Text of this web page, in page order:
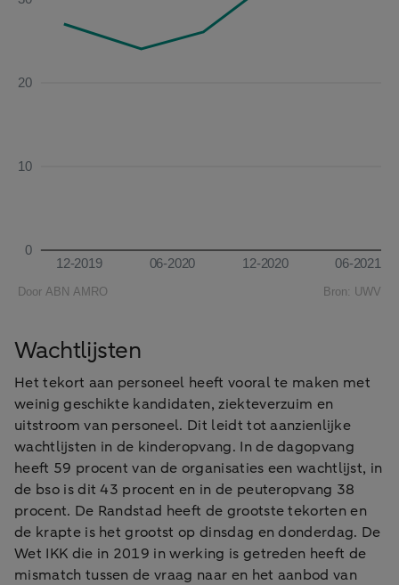
Wachtlijsten
Het tekort aan personeel heeft vooral te maken met
weinig geschikte kandidaten, ziekteverzuim en
uitstroom van personeel. Dit leidt tot aanzienlijke
wachtlijsten in de kinderopvang. In de dagopvang
heeft 59 procent van de organisaties een wachtlijst, in
de bso is dit 43 procent en in de peuteropvang 38
procent. De Randstad heeft de grootste tekorten en
de krapte is het grootst op dinsdag en donderdag. De
Wet IKK die in 2019 in werking is getreden heeft de
mismatch tussen de vraag naar en het aanbod van